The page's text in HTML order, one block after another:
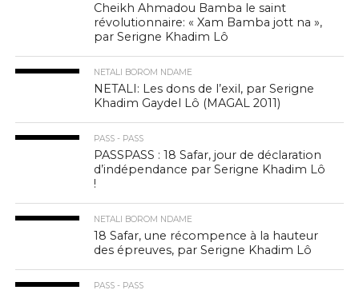
Cheikh Ahmadou Bamba le saint
révolutionnaire: « Xam Bamba jott na »,
par Serigne Khadim Lô
NETALI BOROM NDAME
NETALI: Les dons de l’exil, par Serigne
Khadim Gaydel Lô (MAGAL 2011)
PASS - PASS
PASSPASS : 18 Safar, jour de déclaration
d’indépendance par Serigne Khadim Lô
!
NETALI BOROM NDAME
18 Safar, une récompence à la hauteur
des épreuves, par Serigne Khadim Lô
PASS - PASS